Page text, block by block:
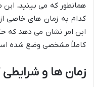
همانطور که می بینید،
کدام به زمان های خاصی
این امر نشان می دهد که
کاملاً مشخصی وضع شده
زمان ها و